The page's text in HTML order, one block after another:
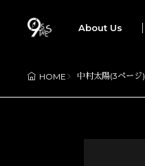
About Us
HOME 中村太陽(3ページ)